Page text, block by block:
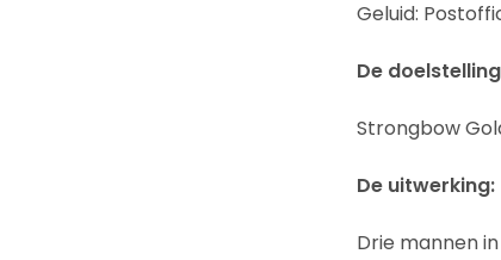
Geluid:
De
Strongbow
De uitwerking:
Drie mannen